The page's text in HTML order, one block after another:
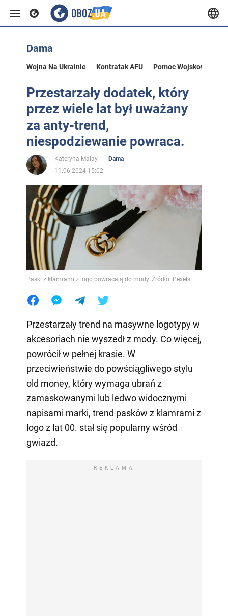
Dama
Wojna Na Ukrainie Kontratak AFU Pomoc Wojskowa Dla
Przestarzały dodatek, który
przez wiele lat był uważany
za anty-trend,
niespodziewanie powraca.
Kateryna Malay
Dama
11.06.2024 15:02
Paski z klamrami z logo powracają do mody. Źródło: Pexels
Przestarzały trend na masywne logotypy w
akcesoriach nie wyszedł z mody. Co więcej,
powrócił w pełnej krasie. W
przeciwieństwie do powściągliwego stylu
old money, który wymaga ubrań z
zamaskowanymi lub ledwo widocznymi
napisami marki, trend pasków z klamrami z
logo z lat 00. stał się popularny wśród
gwiazd.
REKLAMA